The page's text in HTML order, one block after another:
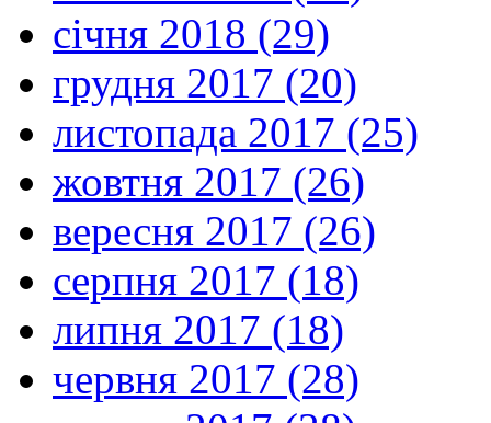
січня 2018 (29)
грудня 2017 (20)
листопада 2017 (25)
жовтня 2017 (26)
вересня 2017 (26)
серпня 2017 (18)
липня 2017 (18)
червня 2017 (28)